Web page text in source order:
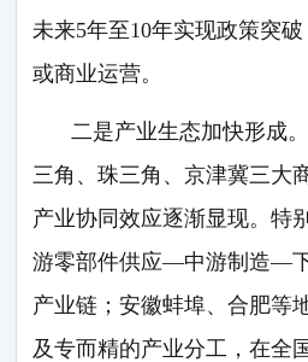
未来5年至10年实现政策突
或商业运营。
二是产业生态加快形成
三角、珠三角、京津冀三大
产业协同效应逐渐显现。特
游零部件供应—中游制造—
产业链；安徽蚌埠、合肥等
及专而精的产业分工，在全